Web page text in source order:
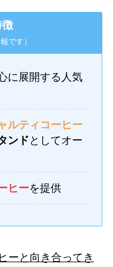
徴
です）
に展開する人気
ルティコーヒー
ンドとしてオー
ヒーを提供
ーと向き合ってき